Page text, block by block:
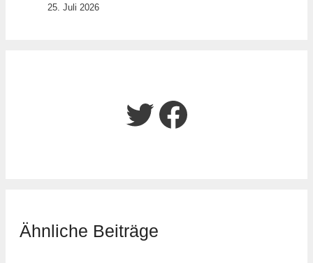
25. Juli 2026
Twitter
Facebook
Ähnliche Beiträge